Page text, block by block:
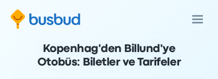
Kopenhag'den Billund'ye
Otobüs: Biletler ve Tarifeler